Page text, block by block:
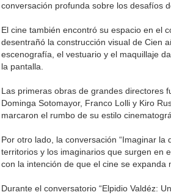
conversación profunda sobre los desafíos
El cine también encontró su espacio en el
desentrañó la construcción visual de Cien
escenografía, el vestuario y el maquillaje
la pantalla.
Las primeras obras de grandes directores
Dominga Sotomayor, Franco Lolli y Kiro
marcaron el rumbo de su estilo
Por otro lado, la conversación “Imaginar
territorios y los imaginarios que surgen en
con la intención de que el cine se expanda
Durante el conversatorio “Elpidio Valdéz: